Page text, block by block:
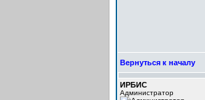
Вернуться к началу
ИРБИС
Администратор